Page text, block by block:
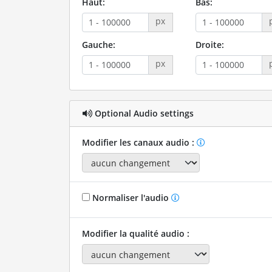
px
Gauche:
px
Droite:
Optional Audio settings
Modifier les canaux audio :
Normaliser l'audio
Modifier la qualité audio :